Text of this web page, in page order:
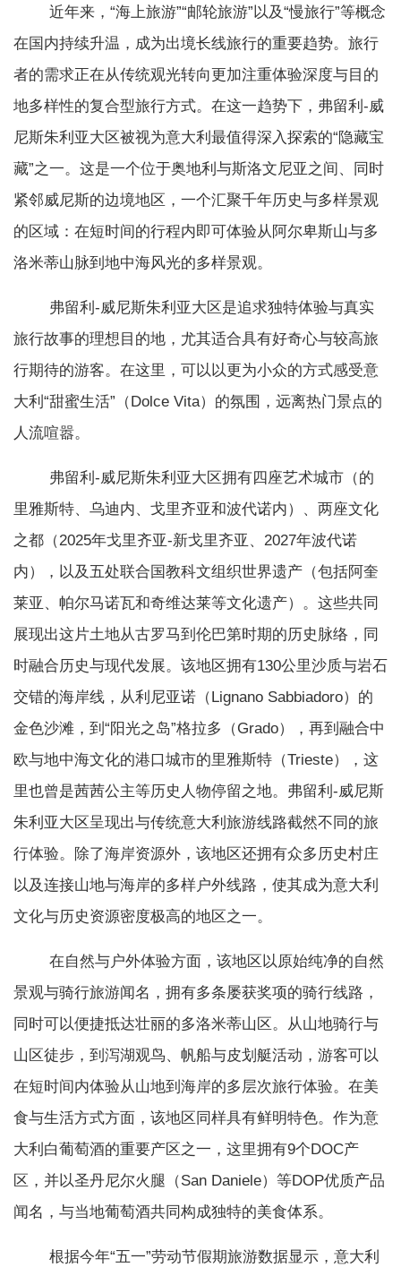
近年来，“海上旅游”“邮轮旅游”以及“慢旅行”等概念
在国内持续升温，成为出境长线旅行的重要趋势。旅行
者的需求正在从传统观光转向更加注重体验深度与目的
地多样性的复合型旅行方式。在这一趋势下，弗留利-威
尼斯朱利亚大区被视为意大利最值得深入探索的“隐藏宝
藏”之一。这是一个位于奥地利与斯洛文尼亚之间、同时
紧邻威尼斯的边境地区，一个汇聚千年历史与多样景观
的区域：在短时间的行程内即可体验从阿尔卑斯山与多
洛米蒂山脉到地中海风光的多样景观。
弗留利-威尼斯朱利亚大区是追求独特体验与真实
旅行故事的理想目的地，尤其适合具有好奇心与较高旅
行期待的游客。在这里，可以以更为小众的方式感受意
大利“甜蜜生活”（Dolce Vita）的氛围，远离热门景点的
人流喧嚣。
弗留利-威尼斯朱利亚大区拥有四座艺术城市（的
里雅斯特、乌迪内、戈里齐亚和波代诺内）、两座文化
之都（2025年戈里齐亚-新戈里齐亚、2027年波代诺
内），以及五处联合国教科文组织世界遗产（包括阿奎
莱亚、帕尔马诺瓦和奇维达莱等文化遗产）。这些共同
展现出这片土地从古罗马到伦巴第时期的历史脉络，同
时融合历史与现代发展。该地区拥有130公里沙质与岩石
交错的海岸线，从利尼亚诺（Lignano Sabbiadoro）的
金色沙滩，到“阳光之岛”格拉多（Grado），再到融合中
欧与地中海文化的港口城市的里雅斯特（Trieste），这
里也曾是茜茜公主等历史人物停留之地。弗留利-威尼斯
朱利亚大区呈现出与传统意大利旅游线路截然不同的旅
行体验。除了海岸资源外，该地区还拥有众多历史村庄
以及连接山地与海岸的多样户外线路，使其成为意大利
文化与历史资源密度极高的地区之一。
在自然与户外体验方面，该地区以原始纯净的自然
景观与骑行旅游闻名，拥有多条屡获奖项的骑行线路，
同时可以便捷抵达壮丽的多洛米蒂山区。从山地骑行与
山区徒步，到泻湖观鸟、帆船与皮划艇活动，游客可以
在短时间内体验从山地到海岸的多层次旅行体验。在美
食与生活方式方面，该地区同样具有鲜明特色。作为意
大利白葡萄酒的重要产区之一，这里拥有9个DOC产
区，并以圣丹尼尔火腿（San Daniele）等DOP优质产品
闻名，与当地葡萄酒共同构成独特的美食体系。
根据今年“五一”劳动节假期旅游数据显示，意大利